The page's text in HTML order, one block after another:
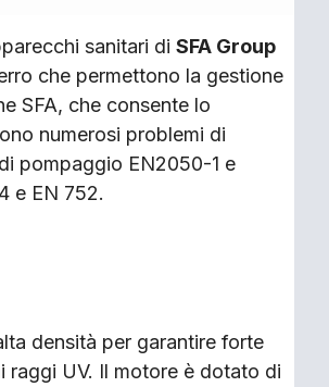
sanitari di SFA Group
che permettono la gestione
SFA, che consente lo
numerosi problemi di
pompaggio EN2050-1 e
e EN 752.
densità per garantire forte
raggi UV. Il motore è dotato di